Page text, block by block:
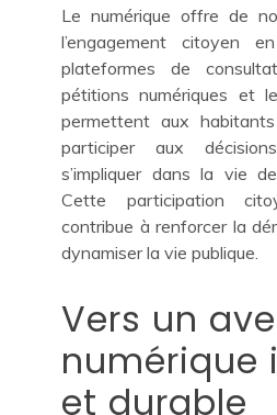
Le numérique offre de
l’engagement citoyen
plateformes de
pétitions numériques et
permettent aux
participer aux
s’impliquer dans la vie
Cette participation
contribue à renforcer la
dynamiser la vie publique.
Vers un
numérique
et durable